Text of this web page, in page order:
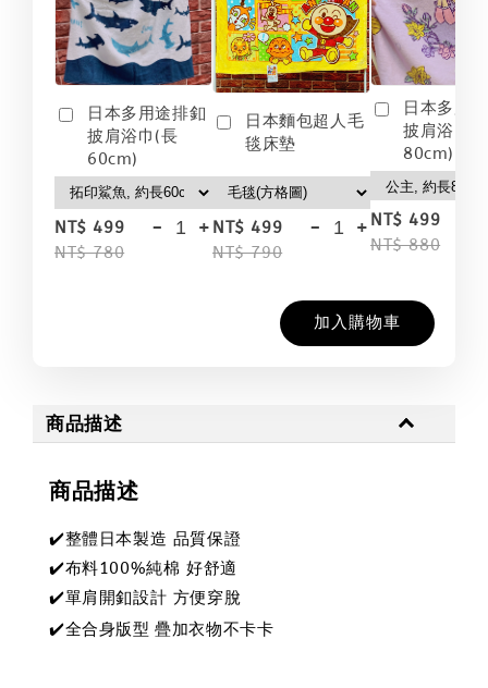
日本多用途排釦
披肩浴巾(長
60cm)
NT$ 499
NT$ 780
- +
日本麵包超人毛
毯床墊
NT$ 499
NT$ 790
- +
日本多用
披肩浴巾(
80cm)
NT$ 499
NT$ 880
加入購物車
商品描述
商品描述
✔️整體日本製造 品質保證
✔️布料100%純棉 好舒適
✔️單肩開釦設計 方便穿脫
✔️全合身版型 疊加衣物不卡卡